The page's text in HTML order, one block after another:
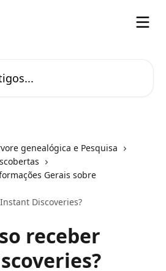
genealógica e Pesquisa
Gerais sobre
Discoveries?
receber